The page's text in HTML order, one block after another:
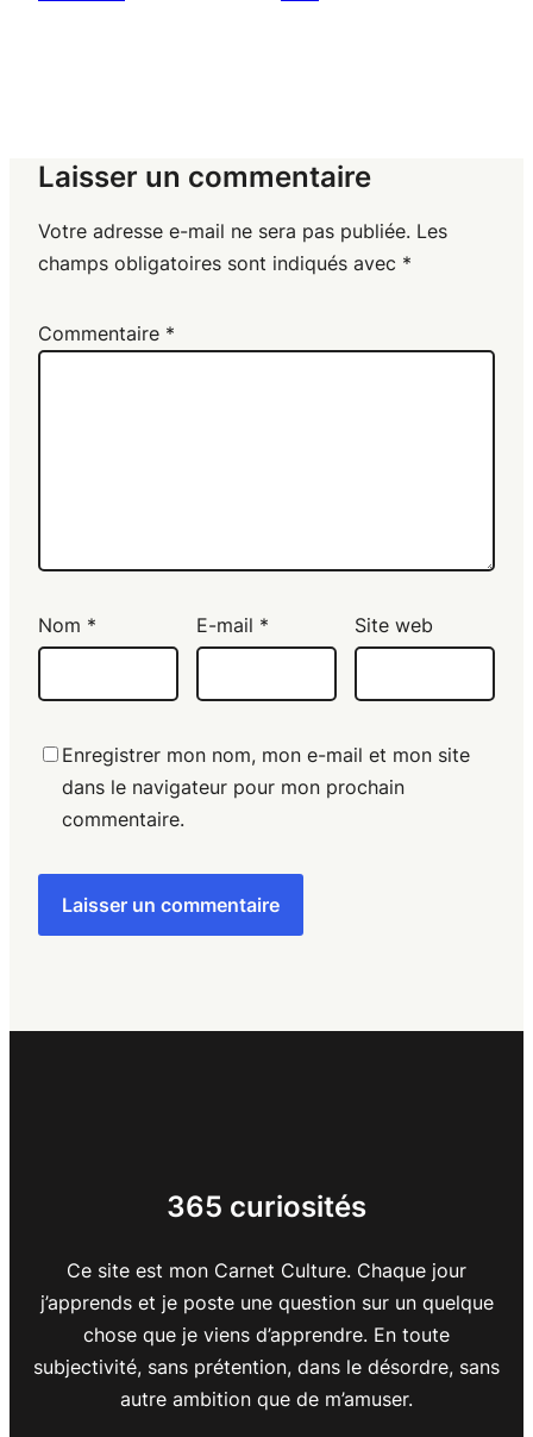
Laisser un commentaire
Votre adresse e-mail ne sera pas publiée. Les
champs obligatoires sont indiqués avec *
Commentaire *
Nom * E-mail * Site web
Enregistrer mon nom, mon e-mail et mon site
dans le navigateur pour mon prochain
commentaire.
365 curiosités
Ce site est mon Carnet Culture. Chaque jour
j’apprends et je poste une question sur un quelque
chose que je viens d’apprendre. En toute
subjectivité, sans prétention, dans le désordre, sans
autre ambition que de m’amuser.